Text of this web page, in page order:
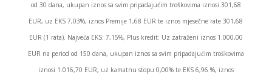
od 30 dana, ukupan iznos sa svim pripadajućim troškovima iznosi 301,68
EUR, uz EKS 7,03%, iznos Premije 1,68 EUR te iznos mjesečne rate 301,68
EUR (1 rata). Najveća EKS: 7,15%, Plus kredit: Uz zatraženi iznos 1.000,00
EUR na period od 150 dana, ukupan iznos sa svim pripadajućim troškovima
iznosi 1.016,70 EUR, uz kamatnu stopu 0,00% te EKS 6,96 %, iznos